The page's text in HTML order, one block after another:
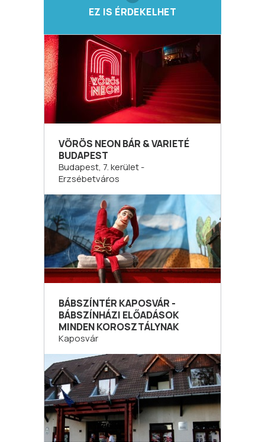
EZ IS ÉRDEKELHET
VÖRÖS NEON BÁR & VARIETÉ
BUDAPEST
Budapest, 7. kerület -
Erzsébetváros
BÁBSZÍNTÉR KAPOSVÁR -
BÁBSZÍNHÁZI ELŐADÁSOK
MINDEN KOROSZTÁLYNAK
Kaposvár